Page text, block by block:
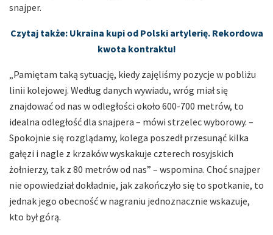
snajper.
Czytaj także: Ukraina kupi od Polski artylerię. Rekordowa
kwota kontraktu!
„Pamiętam taką sytuację, kiedy zajęliśmy pozycje w pobliżu
linii kolejowej. Według danych wywiadu, wróg miał się
znajdować od nas w odległości około 600-700 metrów, to
idealna odległość dla snajpera – mówi strzelec wyborowy. –
Spokojnie się rozglądamy, kolega poszedł przesunąć kilka
gałęzi i nagle z krzaków wyskakuje czterech rosyjskich
żołnierzy, tak z 80 metrów od nas” – wspomina. Choć snajper
nie opowiedział dokładnie, jak zakończyło się to spotkanie, to
jednak jego obecność w nagraniu jednoznacznie wskazuje,
kto był górą.